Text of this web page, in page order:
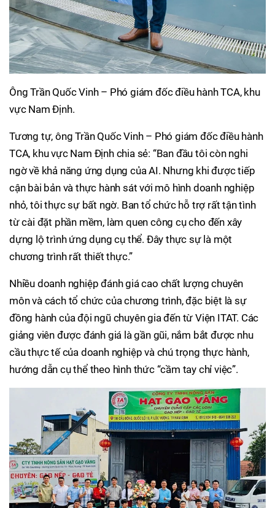
Ông Trần Quốc Vinh – Phó giám đốc điều hành TCA, khu
vực Nam Định.
Tương tự, ông Trần Quốc Vinh – Phó giám đốc điều hành
TCA, khu vực Nam Định chia sẻ: “Ban đầu tôi còn nghi
ngờ về khả năng ứng dụng của AI. Nhưng khi được tiếp
cận bài bản và thực hành sát với mô hình doanh nghiệp
nhỏ, tôi thực sự bất ngờ. Ban tổ chức hỗ trợ rất tận tình
từ cài đặt phần mềm, làm quen công cụ cho đến xây
dựng lộ trình ứng dụng cụ thể. Đây thực sự là một
chương trình rất thiết thực.”
Nhiều doanh nghiệp đánh giá cao chất lượng chuyên
môn và cách tổ chức của chương trình, đặc biệt là sự
đồng hành của đội ngũ chuyên gia đến từ Viện ITAT. Các
giảng viên được đánh giá là gần gũi, nắm bắt được nhu
cầu thực tế của doanh nghiệp và chú trọng thực hành,
hướng dẫn cụ thể theo hình thức “cầm tay chỉ việc”.